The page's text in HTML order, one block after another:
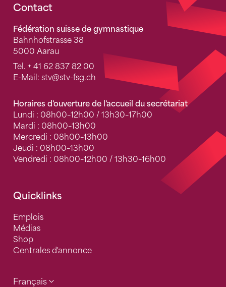
Fusszeile
Contact
Fédération suisse de gymnastique
Bahnhofstrasse 38
5000 Aarau
Tel. + 41 62 837 82 00
E-Mail: stv@stv-fsg.ch
Horaires d'ouverture de l'accueil du secrétariat
Lundi : 08h00–12h00 / 13h30–17h00
Mardi : 08h00–13h00
Mercredi : 08h00–13h00
Jeudi : 08h00–13h00
Vendredi : 08h00–12h00 / 13h30–16h00
Quicklinks
Emplois
Médias
Shop
Centrales d'annonce
Français